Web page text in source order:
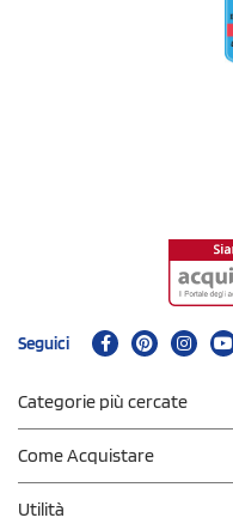
Seguici
Categorie più cercate
Come Acquistare
Utilità